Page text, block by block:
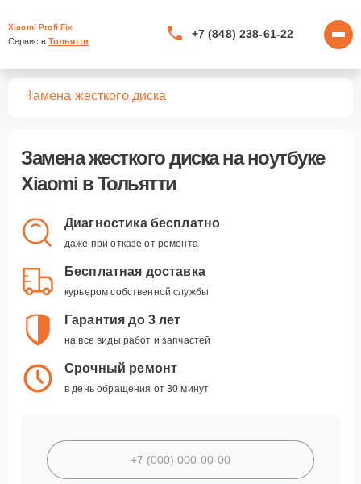
Xiaomi Profi Fix
Сервис в Тольятти
+7 (848) 238-61-22
Замена жесткого диска
Замена жесткого дискана ноутбуке
Xiaomi в Тольятти
Диагностика бесплатно
даже при отказе от ремонта
Бесплатная доставка
курьером собственной службы
Гарантия до 3 лет
на все виды работ и запчастей
Срочный ремонт
в день обращения от 30 минут